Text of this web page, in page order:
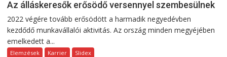
Az álláskeresők erősödő versennyel szembesülnek
2022 végére tovább erősödött a harmadik negyedévben
kezdődő munkavállalói aktivitás. Az ország minden megyéjében
emelkedett a...
Elemzések Karrier Slidex